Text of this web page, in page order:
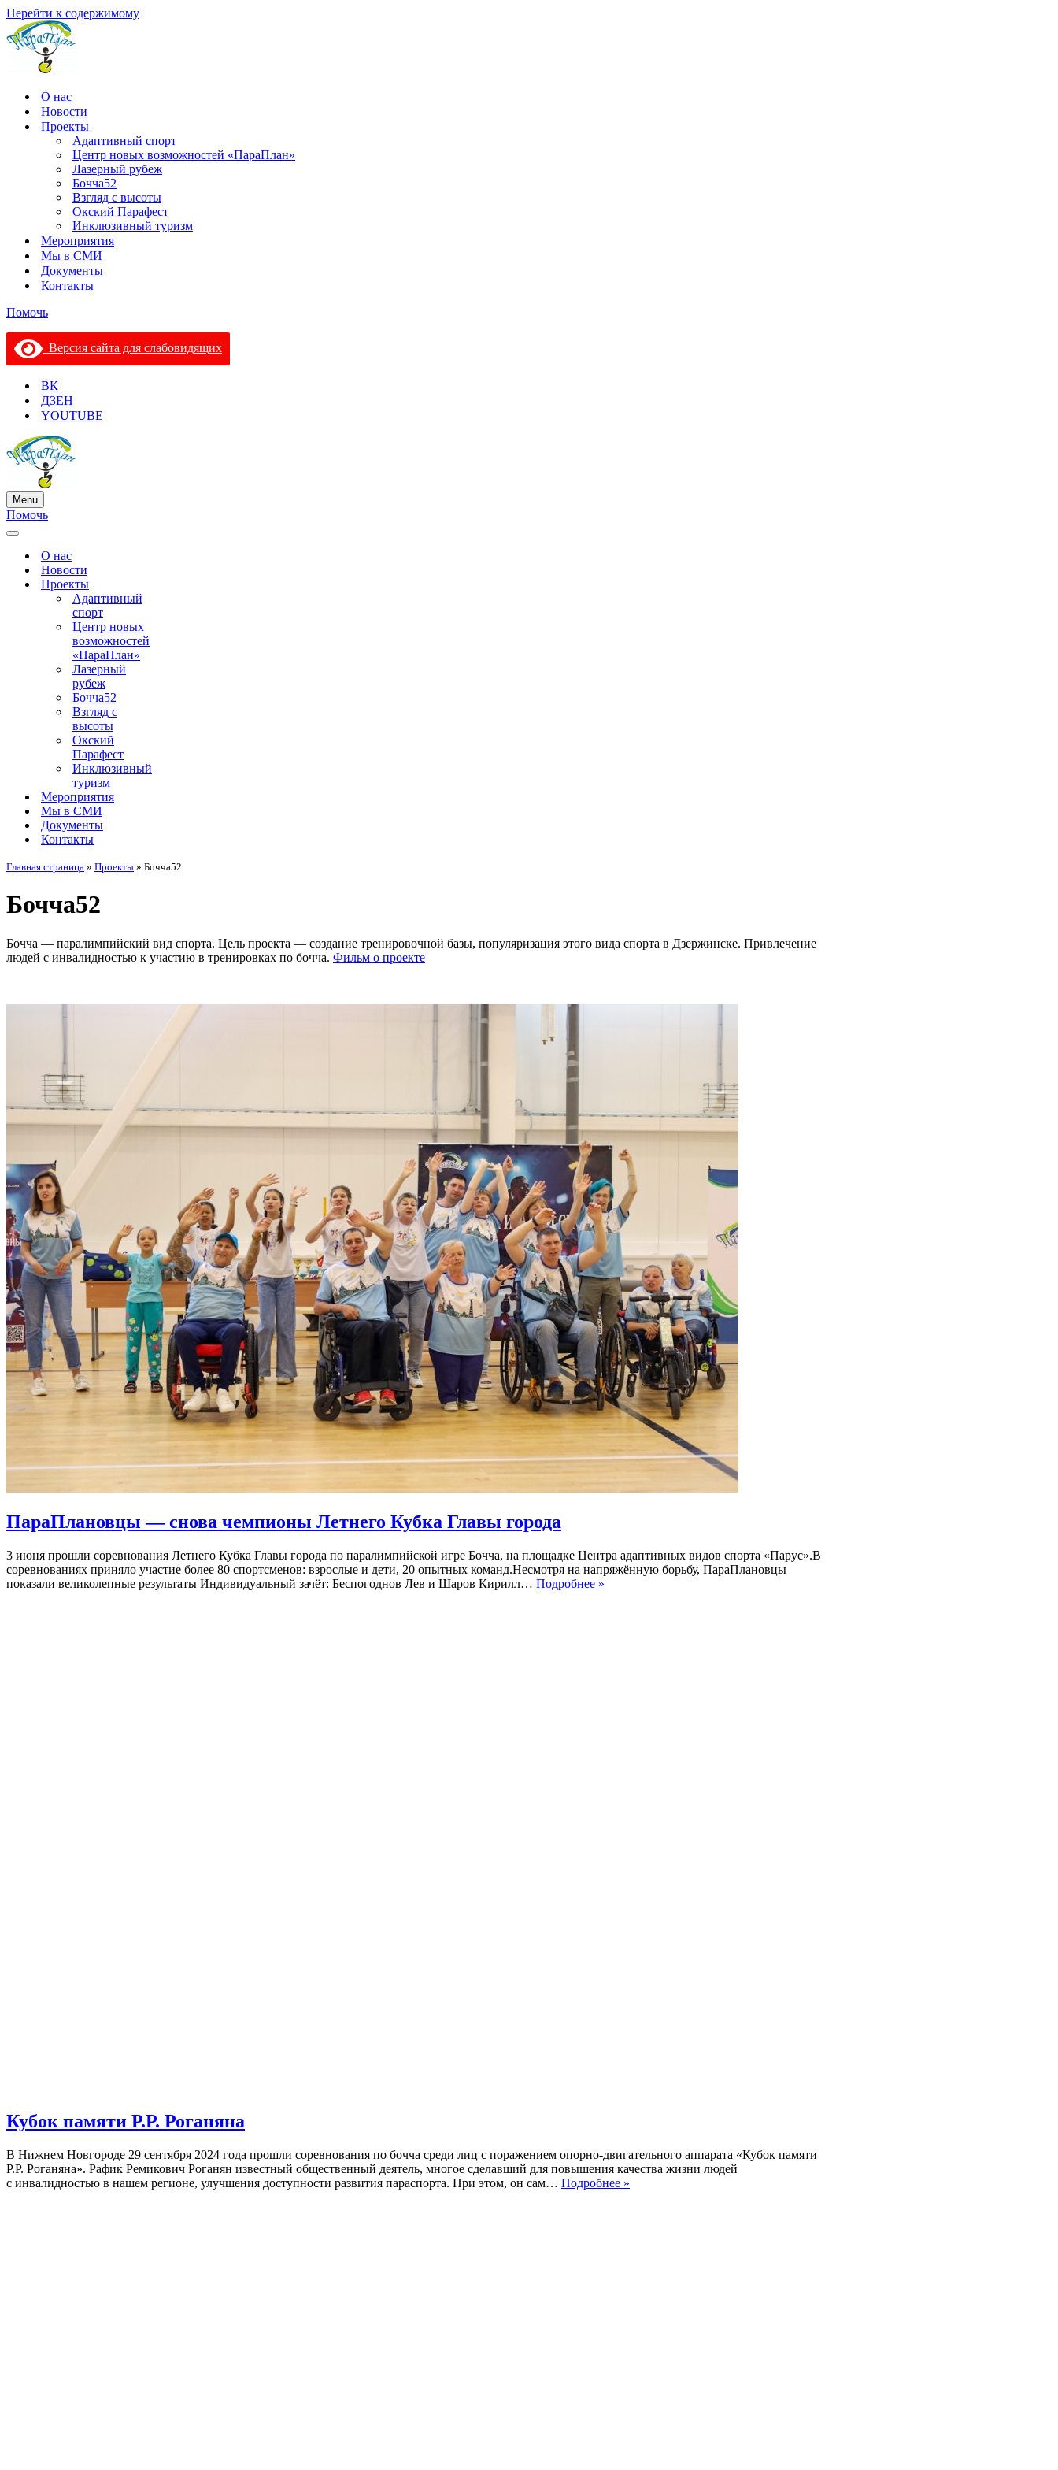
Перейти к содержимому
О нас
Новости
Проекты
Адаптивный спорт
Центр новых возможностей «ПараПлан»
Лазерный рубеж
Бочча52
Взгляд с высоты
Окский Парафест
Инклюзивный туризм
Мероприятия
Мы в СМИ
Документы
Контакты
Помочь
Версия сайта для слабовидящих
ВК
ДЗЕН
YOUTUBE
Menu
Меню
навигации
Помочь
Меню
навигацииО нас
Новости
Проекты
Адаптивный
спорт
Центр новых
возможностей
«ПараПлан»
Лазерный
рубеж
Бочча52
Взгляд с
высоты
Окский
Парафест
Инклюзивный
туризм
Мероприятия
Мы в СМИ
Документы
Контакты
Главная страница » Проекты » Бочча52
Бочча52
Бочча — паралимпийский вид спорта. Цель проекта — создание тренировочной базы, популяризация этого вида спорта в Дзержинске. Привлечение
людей с инвалидностью к участию в тренировках по бочча. Фильм о проекте
ПараПлановцы — снова чемпионы Летнего Кубка Главы города
3 июня прошли соревнования Летнего Кубка Главы города по паралимпийской игре Бочча, на площадке Центра адаптивных видов спорта «Парус».В
соревнованиях приняло участие более 80 спортсменов: взрослые и дети, 20 опытных команд.Несмотря на напряжённую борьбу, ПараПлановцы
показали великолепные результаты Индивидуальный зачёт: Беспогоднов Лев и Шаров Кирилл… Подробнее »
Кубок памяти Р.Р. Роганяна
В Нижнем Новгороде 29 сентября 2024 года прошли соревнования по бочча среди лиц с поражением опорно-двигательного аппарата «Кубок памяти
Р.Р. Роганяна». Рафик Ремикович Роганян известный общественный деятель, многое сделавший для повышения качества жизни людей
с инвалидностью в нашем регионе, улучшения доступности развития параспорта. При этом, он сам… Подробнее »